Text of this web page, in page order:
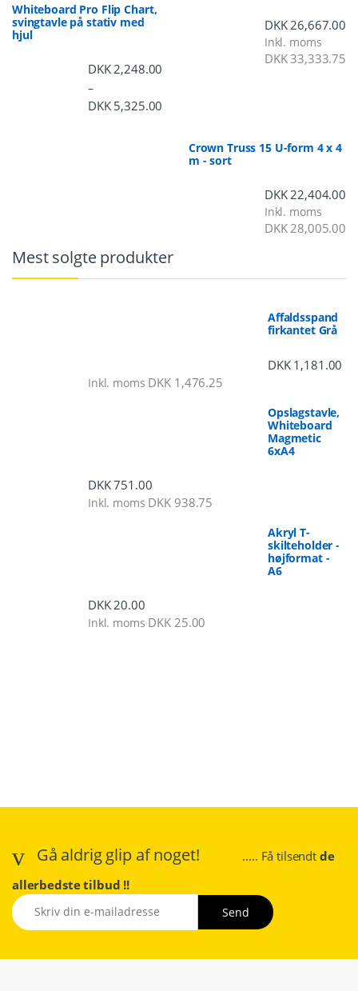
Whiteboard Pro Flip Chart,
svingtavle på stativ med
hjul
DKK2,248.00
–
DKK5,325.00
DKK26,667.00
Inkl. moms
DKK33,333.75
Crown Truss 15 U-form 4 x 4
m - sort
DKK22,404.00
Inkl. moms
DKK28,005.00
Mest solgte produkter
Affaldsspand
firkantet Grå
DKK1,181.00
Inkl. moms DKK 1,476.25
Opslagstavle,
Whiteboard
Magmetic
6xA4
DKK751.00
Inkl. moms DKK 938.75
Akryl T-
skilteholder -
højformat -
A6
DKK20.00
Inkl. moms DKK 25.00
Gå aldrig glip af noget! ..... Få tilsendt de
allerbedste tilbud !!